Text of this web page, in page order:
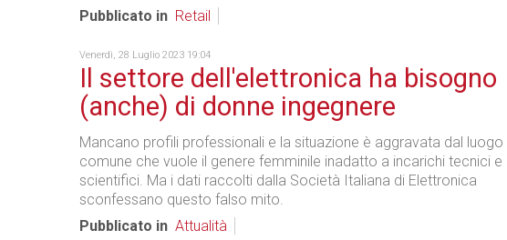
Pubblicato in Retail
Venerdì, 28 Luglio 2023 19:04
Il settore dell'elettronica ha bisogno
(anche) di donne ingegnere
Mancano profili professionali e la situazione è aggravata dal luogo
comune che vuole il genere femminile inadatto a incarichi tecnici e
scientifici. Ma i dati raccolti dalla Società Italiana di Elettronica
sconfessano questo falso mito.
Pubblicato in Attualità